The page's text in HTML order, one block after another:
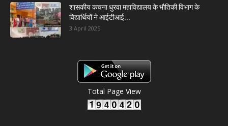
शासकीय कचना धुरवा महाविद्यालय के भौतिकी विभाग के
विद्यार्थियों ने आईटीआई...
3 April 2025
Total Page View